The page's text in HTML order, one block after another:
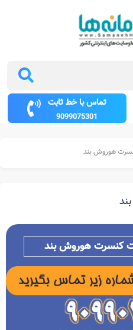
تماس با خط ثابت
9099075301
هوروش بند
کنسرتهوروش بند